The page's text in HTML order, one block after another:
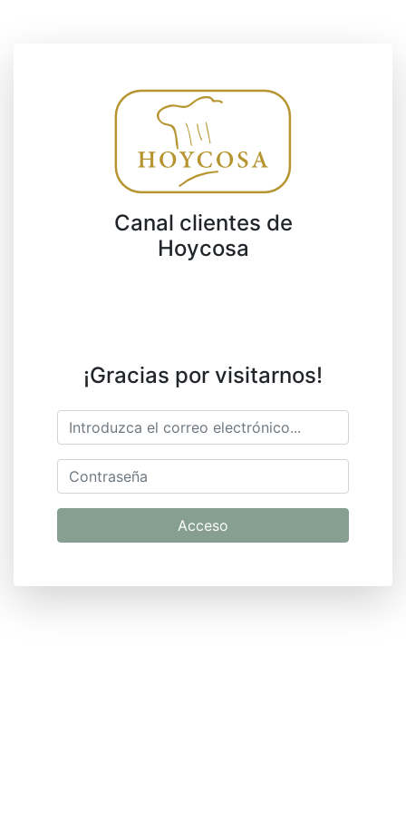
Canal clientes de
Hoycosa
¡Gracias por visitarnos!
Acceso